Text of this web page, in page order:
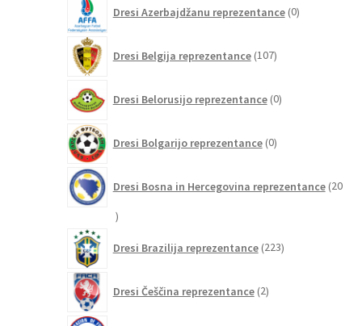
Dresi Azerbajdžanu reprezentance 0izdelkov
Dresi Belgija reprezentance 107izdelkov
Dresi Belorusijo reprezentance 0izdelkov
Dresi Bolgarijo reprezentance 0izdelkov
Dresi Bosna in Hercegovina reprezentance 20
20
Dresi Brazilija reprezentance 223izdelkov
Dresi Češčina reprezentance 2izdelka